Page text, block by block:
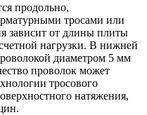
продольно,
тросами или
зависит от длины плиты
нагрузки. В нижней
диаметром 5 мм
проволок может
тросового
натяжения,